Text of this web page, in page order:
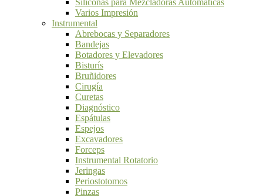
Varios Impresión
Instrumental
Abrebocas y Separadores
Bandejas
Botadores y Elevadores
Bisturís
Bruñidores
Cirugía
Curetas
Diagnóstico
Espátulas
Espejos
Excavadores
Forceps
Instrumental Rotatorio
Jeringas
Periostotomos
Pinzas